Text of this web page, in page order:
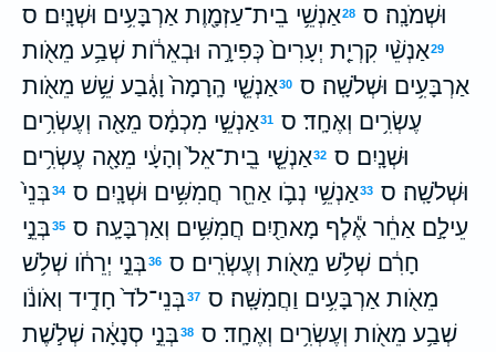
וּשְׁמֹנָֽה׃ ס 28אַנְשֵׁ֥י בֵית־עַזְמָ֖וֶת אַרְבָּעִ֥ים וּשְׁנָֽיִם׃ ס
29אַנְשֵׁ֨י קִרְיַ֤ת יְעָרִים֙ כְּפִירָ֣ה וּבְאֵרֹ֔ות שְׁבַ֥ע מֵאֹ֖ות
אַרְבָּעִ֥ים וּשְׁלֹשָֽׁה׃ ס 30אַנְשֵׁ֤י הָֽרָמָה֙ וָגָ֔בַע שֵׁ֥שׁ מֵאֹ֖ות
עֶשְׂרִ֥ים וְאֶחָֽד׃ ס 31אַנְשֵׁ֣י מִכְמָ֔ס מֵאָ֖ה וְעֶשְׂרִ֥ים
וּשְׁנָֽיִם׃ ס 32אַנְשֵׁ֤י בֵֽית־אֵל֙ וְהָעָ֔י מֵאָ֖ה עֶשְׂרִ֥ים
וּשְׁלֹשָֽׁה׃ ס 33אַנְשֵׁ֥י נְבֹ֛ו אַחֵ֖ר חֲמִשִּׁ֥ים וּשְׁנָֽיִם׃ ס 34בְּנֵי֙
עֵילָ֣ם אַחֵ֔ר אֶ֕לֶף מָאתַ֖יִם חֲמִשִּׁ֥ים וְאַרְבָּעָֽה׃ ס 35בְּנֵ֣י
חָרִ֔ם שְׁלֹ֥שׁ מֵאֹ֖ות וְעֶשְׂרִֽים׃ ס 36בְּנֵ֣י יְרֵחֹ֔ו שְׁלֹ֥שׁ
מֵאֹ֖ות אַרְבָּעִ֥ים וַחֲמִשָּֽׁה׃ ס 37בְּנֵי־לֹד֙ חָדִ֣יד וְאֹונֹ֔ו
שְׁבַ֥ע מֵאֹ֖ות וְעֶשְׂרִ֥ים וְאֶחָֽד׃ ס 38בְּנֵ֣י סְנָאָ֔ה שְׁלֹ֣שֶׁת